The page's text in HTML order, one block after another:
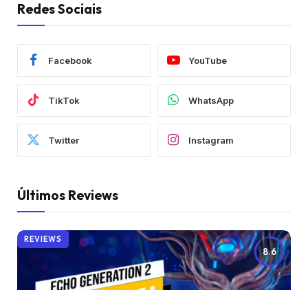
Redes Sociais
Facebook YouTube
TikTok WhatsApp
Twitter Instagram
Últimos Reviews
8.6
REVIEWS